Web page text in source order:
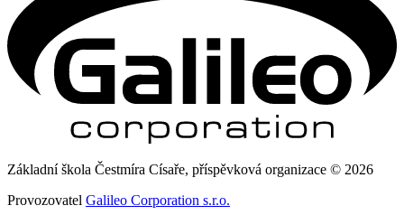
Základní škola Čestmíra Císaře, příspěvková organizace © 2026
Provozovatel Galileo Corporation s.r.o.